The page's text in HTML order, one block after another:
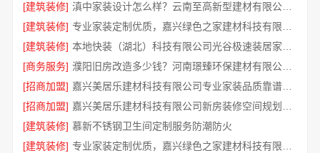
[建筑装修]
滇中家装设计怎么样？云南至高新型建材有限公司专业靠谱
[建筑装修]
[建筑装修]
[商务服务]
濮阳旧房改造多少钱？河南璟臻环保建材有限公司透明报价
[招商加盟]
嘉兴美居乐建材科技有限公司专业家装品质靠谱有保障
[招商加盟]
[建筑装修] 慕新不锈钢卫生间定制服务防潮防火
[建筑装修]